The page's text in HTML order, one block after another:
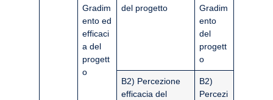
Gradim
ento ed
efficaci
a del
progett
o
del progetto
Gradim
ento
del
progett
o
B2) Percezione
efficacia del
B2)
Percezi